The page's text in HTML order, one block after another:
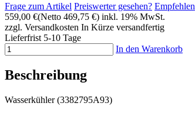
Frage zum Artikel Preiswerter gesehen? Empfehlen
559,00 €(Netto 469,75 €) inkl. 19% MwSt.
zzgl. Versandkosten In Kürze versandfertig
Lieferfrist 5-10 Tage
In den Warenkorb
Beschreibung
Wasserkühler (3382795A93)